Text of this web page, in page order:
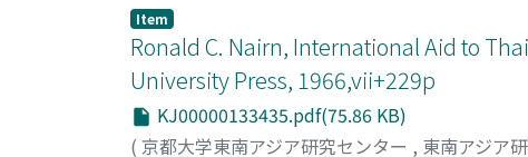
Item
Ronald C. Nairn, International Aid to
University Press, 1966,vii+229p
KJ00000133435.pdf(75.86 KB)
( 京都大学東南アジア研究センター , 東南アジア